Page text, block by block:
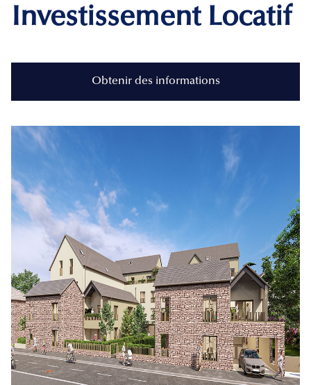
Investissement Locatif
Obtenir des informations